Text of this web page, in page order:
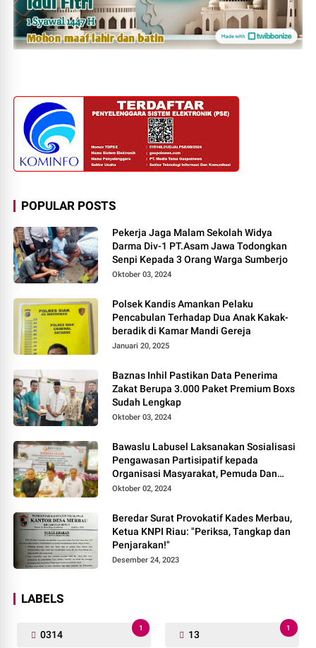
POPULAR POSTS
Pekerja Jaga Malam Sekolah Widya
Darma Div-1 PT.Asam Jawa Todongkan
Senpi Kepada 3 Orang Warga Sumberjo
Oktober 03, 2024
Polsek Kandis Amankan Pelaku
Pencabulan Terhadap Dua Anak Kakak-
beradik di Kamar Mandi Gereja
Januari 20, 2025
Baznas Inhil Pastikan Data Penerima
Zakat Berupa 3.000 Paket Premium Boxs
Sudah Lengkap
Oktober 03, 2024
Bawaslu Labusel Laksanakan Sosialisasi
Pengawasan Partisipatif kepada
Organisasi Masyarakat, Pemuda Dan
Agama Pada pilkada Serentak 2024
Oktober 02, 2024
Beredar Surat Provokatif Kades Merbau,
Ketua KNPI Riau: "Periksa, Tangkap dan
Penjarakan!"
Desember 24, 2023
LABELS
0314
1
13
1